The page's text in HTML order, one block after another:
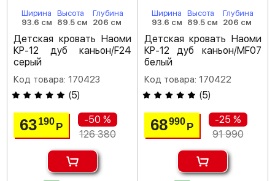
Ширина
93.6 см
Высота
89.5 см
Глубина
206 см
Детская кровать Наоми
КР-12 дуб каньон/F24
серый
Код товара: 170423
(5)
63190Р
-50 %
126 380
Ширина
93.6 см
Высота
89.5 см
Глубина
206 см
Детская кровать Наоми
КР-12 дуб каньон/MF07
белый
Код товара: 170422
(5)
68990 Р
-25 %
91 990